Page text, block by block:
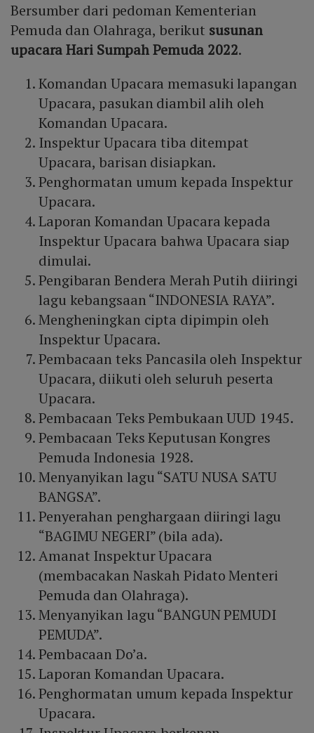
Bersumber dari pedoman Kementerian
Pemuda dan Olahraga, berikut susunan
upacara Hari Sumpah Pemuda 2022.
Komandan Upacara memasuki lapangan
Upacara, pasukan diambil alih oleh
Komandan Upacara.
Inspektur Upacara tiba ditempat
Upacara, barisan disiapkan.
Penghormatan umum kepada Inspektur
Upacara.
Laporan Komandan Upacara kepada
Inspektur Upacara bahwa Upacara siap
dimulai.
Pengibaran Bendera Merah Putih diiringi
lagu kebangsaan “INDONESIA RAYA”.
Mengheningkan cipta dipimpin oleh
Inspektur Upacara.
Pembacaan teks Pancasila oleh Inspektur
Upacara, diikuti oleh seluruh peserta
Upacara.
Pembacaan Teks Pembukaan UUD 1945.
Pembacaan Teks Keputusan Kongres
Pemuda Indonesia 1928.
Menyanyikan lagu “SATU NUSA SATU
BANGSA”.
Penyerahan penghargaan diiringi lagu
“BAGIMU NEGERI” (bila ada).
Amanat Inspektur Upacara
(membacakan Naskah Pidato Menteri
Pemuda dan Olahraga).
Menyanyikan lagu “BANGUN PEMUDI
PEMUDA”.
Pembacaan Do’a.
Laporan Komandan Upacara.
Penghormatan umum kepada Inspektur
Upacara.